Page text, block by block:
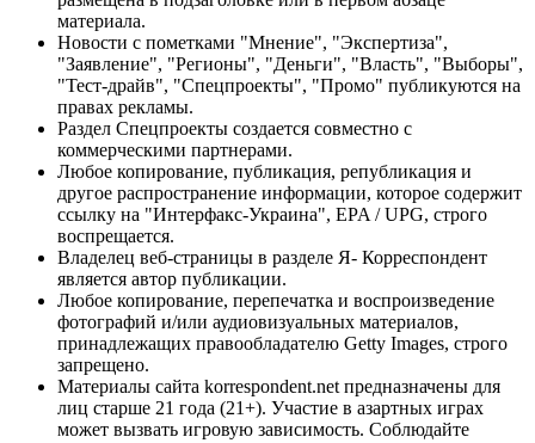
материала.
Новости с пометками "Мнение", "Экспертиза",
"Заявление", "Регионы", "Деньги", "Власть", "Выборы",
"Тест-драйв", "Спецпроекты", "Промо" публикуются на
правах рекламы.
Раздел Спецпроекты создается совместно с
коммерческими партнерами.
Любое копирование, публикация, републикация и
другое распространение информации, которое содержит
ссылку на "Интерфакс-Украина", EPA / UPG, строго
воспрещается.
Владелец веб-страницы в разделе Я- Корреспондент
является автор публикации.
Любое копирование, перепечатка и воспроизведение
фотографий и/или аудиовизуальных материалов,
принадлежащих правообладателю Getty Images, строго
запрещено.
Материалы сайта korrespondent.net предназначены для
лиц старше 21 года (21+). Участие в азартных играх
может вызвать игровую зависимость. Соблюдайте